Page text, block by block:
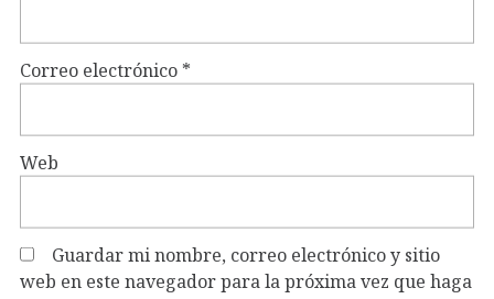
Correo electrónico *
Web
Guardar mi nombre, correo electrónico y sitio
web en este navegador para la próxima vez que haga